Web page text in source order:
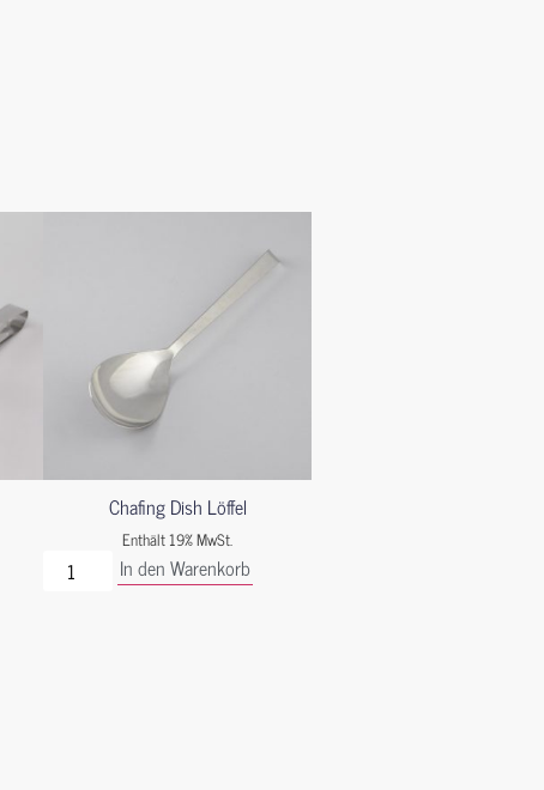
Chafing Dish Löffel
Enthält 19% MwSt.
In den Warenkorb